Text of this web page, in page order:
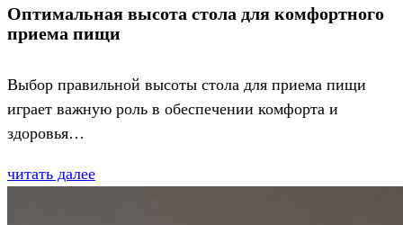
Оптимальная высота стола для комфортного
приема пищи
Выбор правильной высоты стола для приема пищи
играет важную роль в обеспечении комфорта и
здоровья…
читать далее